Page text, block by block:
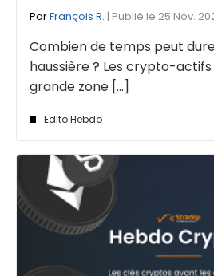
ParFrançois R. | Publié le 25 Nov.
Combien de temps peut
haussière ? Les crypto-
grande zone [...]
Edito Hebdo